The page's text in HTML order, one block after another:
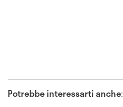
Potrebbe interessarti anche: